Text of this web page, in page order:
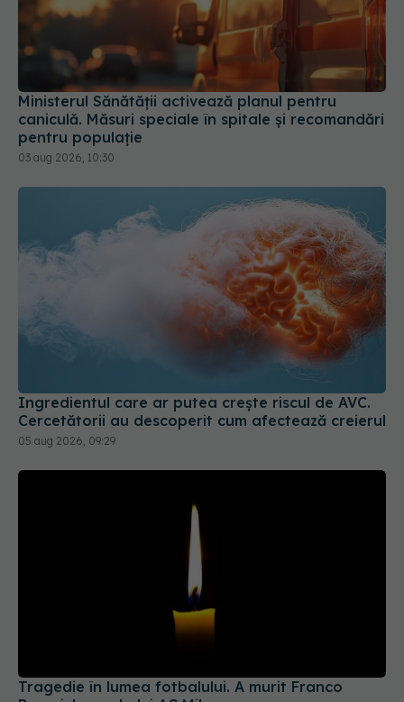
Ministerul Sănătății activează planul pentru
caniculă. Măsuri speciale în spitale și recomandări
pentru populație
03 aug 2026, 10:30
Ingredientul care ar putea crește riscul de AVC.
05 aug 2026, 09:29
31 iul 2026, 09:52